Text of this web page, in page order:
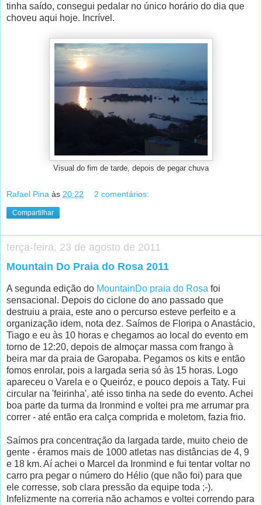
tinha saído, consegui pedalar no único horário do dia que
choveu aqui hoje. Incrível.
Visual do fim de tarde, depois de pegar chuva
Rafael Pina às 20:22 2 comentários:
Compartilhar
terça-feira, 23 de agosto de 2011
Mountain Do Praia do Rosa 2011
A segunda edição do MountainDo praia do Rosa foi
sensacional. Depois do ciclone do ano passado que
destruiu a praia, este ano o percurso esteve perfeito e a
organização idem, nota dez. Saímos de Floripa o Anastácio,
Tiago e eu às 10 horas e chegamos ao local do evento em
torno de 12:20, depois de almoçar massa com frango à
beira mar da praia de Garopaba. Pegamos os kits e então
fomos enrolar, pois a largada seria só às 15 horas. Logo
apareceu o Varela e o Queiróz, e pouco depois a Taty. Fui
circular na 'feirinha', até isso tinha na sede do evento. Achei
boa parte da turma da Ironmind e voltei pra me arrumar pra
correr - até então era calça comprida e moletom, fazia frio.
Saímos pra concentração da largada tarde, muito cheio de
gente - éramos mais de 1000 atletas nas distâncias de 4, 9
e 18 km. Aí achei o Marcel da Ironmind e fui tentar voltar no
carro pra pegar o número do Hélio (que não foi) para que
ele corresse, sob clara pressão da equipe toda ;-).
Infelizmente na correria não achamos e voltei correndo para